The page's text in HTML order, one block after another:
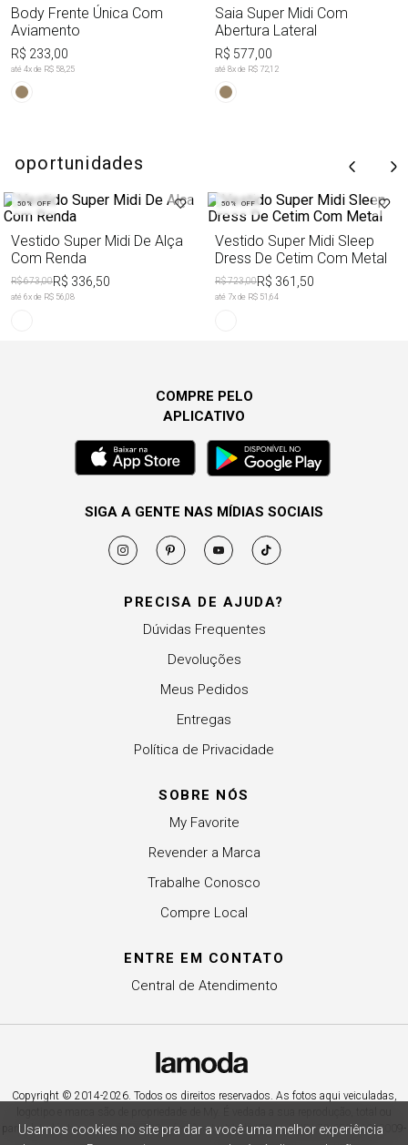
Usamos cookies no site pra dar a você uma melhor experiência
Body Frente Única Com
Aviamento
R$ 233,00
até 4x de R$ 58,25
Saia Super Midi Com
Abertura Lateral
R$ 577,00
até 8x de R$ 72,12
oportunidades
50% OFF
Vestido Super Midi De Alça
Com Renda
R$ 673,00R$ 336,50
até 6x de R$ 56,08
50% OFF
Vestido Super Midi Sleep
Dress De Cetim Com Metal
R$ 723,00R$ 361,50
até 7x de R$ 51,64
PRECISA DE AJUDA?
Dúvidas Frequentes
Devoluções
Meus Pedidos
Entregas
Política de Privacidade
SOBRE NÓS
My Favorite
Revender a Marca
Trabalhe Conosco
Compre Local
ENTRE EM CONTATO
Central de Atendimento
COMPRE PELO
APLICATIVO
SIGA A GENTE NAS MÍDIAS SOCIAIS
Copyright © 2014-2026. Todos os direitos reservados. As fotos aqui veiculadas,
parcial. Indústria e Comércio de Confecções La Moda LTDA - CNPJ 79.653.119/0009-